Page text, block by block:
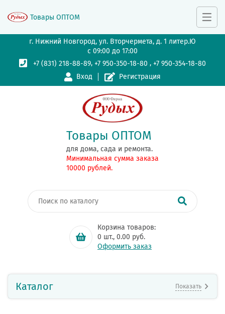
г. Нижний Новгород, ул. Вторчермета, д. 1 литер.Ю
с 09:00 до 17:00
+7 (831) 218-88-89,+7 950-350-18-80 ,+7 950-354-18-80
Вход
Регистрация
Товары ОПТОМ
для дома, сада и ремонта.
Минимальная сумма заказа
10000 рублей.
Корзина товаров:
0 шт., 0.00 руб.
Оформить заказ
Товары ОПТОМ
Каталог Показать